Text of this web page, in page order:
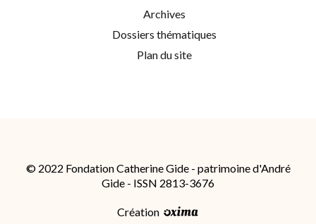
Archives
Dossiers thématiques
Plan du site
© 2022 Fondation Catherine Gide - patrimoine d'André
Gide - ISSN 2813-3676
Création